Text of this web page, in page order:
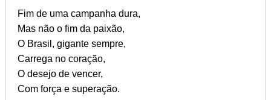
Fim de uma campanha dura,
Mas não o fim da paixão,
O Brasil, gigante sempre,
Carrega no coração,
O desejo de vencer,
Com força e superação.